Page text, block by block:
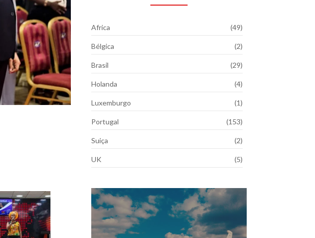
Africa (49)
Bélgica (2)
Brasil (29)
Holanda (4)
Luxemburgo (1)
Portugal (153)
Suiça (2)
UK (5)